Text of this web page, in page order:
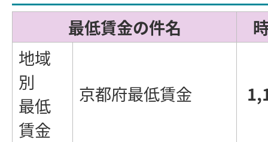
最低賃金の件名
地域
別
最低
賃金
京都府最低賃金